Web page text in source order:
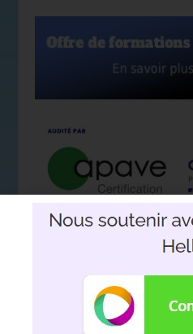
Nous soutenir